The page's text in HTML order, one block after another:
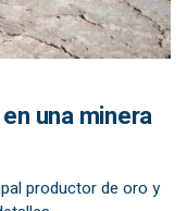
una minera
productor de oro y